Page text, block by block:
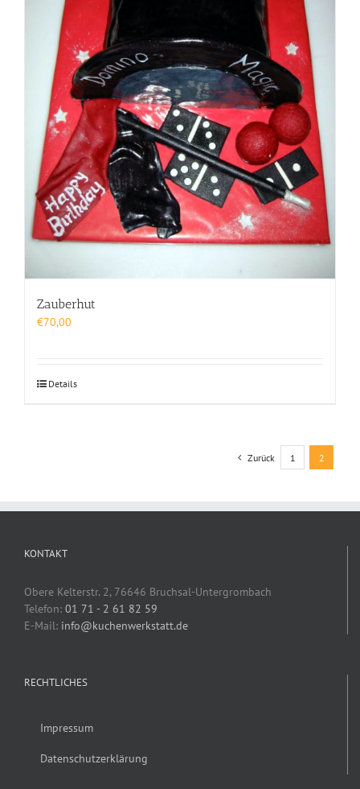
Zauberhut
€70,00
Details
Zurück 1 2
KONTAKT
Obere Kelterstr. 2, 76646 Bruchsal-Untergrombach
Telefon: 01 71 - 2 61 82 59
E-Mail: info@kuchenwerkstatt.de
RECHTLICHES
Impressum
Datenschutzerklärung